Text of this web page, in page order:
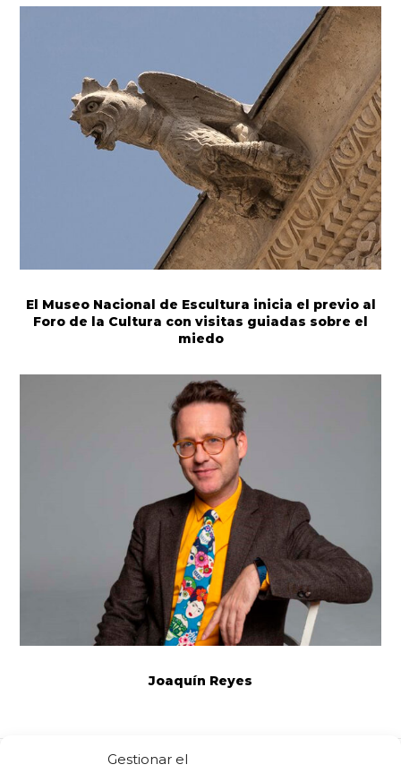
Gestionar el
El Museo Nacional de Escultura inicia el previo al
Foro de la Cultura con visitas guiadas sobre el
miedo
Joaquín Reyes